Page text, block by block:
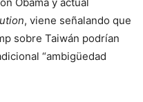
, viene señalando que
sobre Taiwán podrían
“ambigüedad